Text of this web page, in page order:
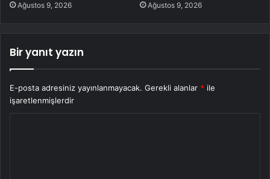
Ağustos 9, 2026 Ağustos 9, 2026
Bir yanıt yazın
E-posta adresiniz yayınlanmayacak. Gerekli alanlar * ile
işaretlenmişlerdir